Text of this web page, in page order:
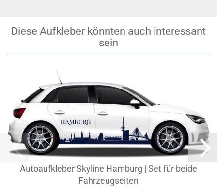
Diese Aufkleber könnten auch interessant
sein
Autoaufkleber Skyline Hamburg | Set für beide
Fahrzeugseiten